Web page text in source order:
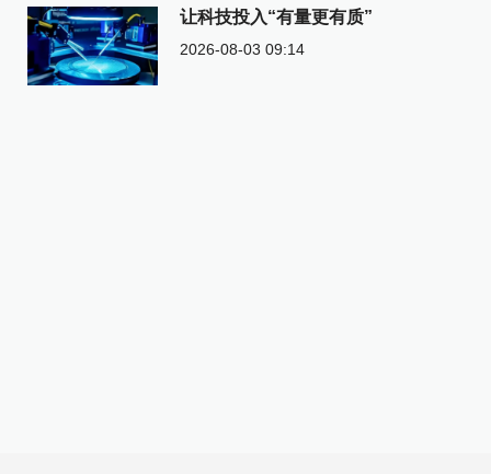
让科技投入“有量更有质”
2026-08-03 09:14